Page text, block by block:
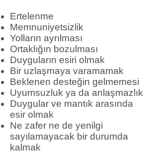
Ertelenme
Memnuniyetsizlik
Yolların ayrılması
Ortaklığın bozulması
Duyguların esiri olmak
Bir uzlaşmaya varamamak
Beklenen desteğin gelmemesi
Uyumsuzluk ya da anlaşmazlık
Duygular ve mantık arasında
esir olmak
Ne zafer ne de yenilgi
sayılamayacak bir durumda
kalmak